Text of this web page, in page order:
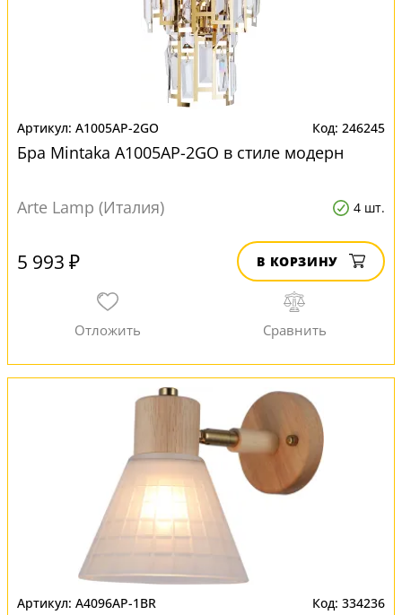
A1005AP-2GO 246245
Бра Mintaka A1005AP-2GO в стиле модерн
Arte Lamp (Италия) 4 шт.
5 993 ₽ В КОРЗИНУ
A4096AP-1BR 334236